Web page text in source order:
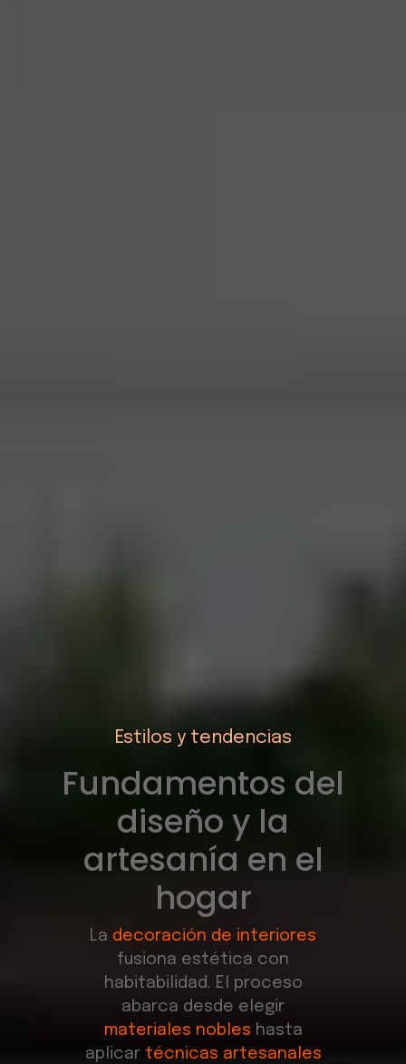
Estilos y tendencias
Fundamentos del
diseño y la
artesanía en el
hogar
La decoración de interiores
fusiona estética con
habitabilidad. El proceso
abarca desde elegir
materiales nobles hasta
aplicar técnicas artesanales